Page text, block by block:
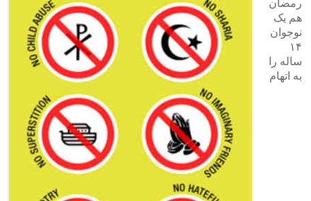
رمضان
هم یک
نوجوان
۱۴
ساله را
به اتهام